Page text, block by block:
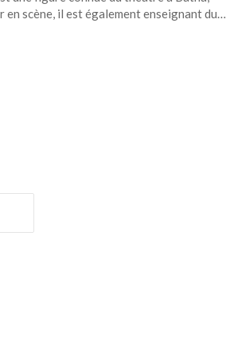
en scène, il est également enseignant du…